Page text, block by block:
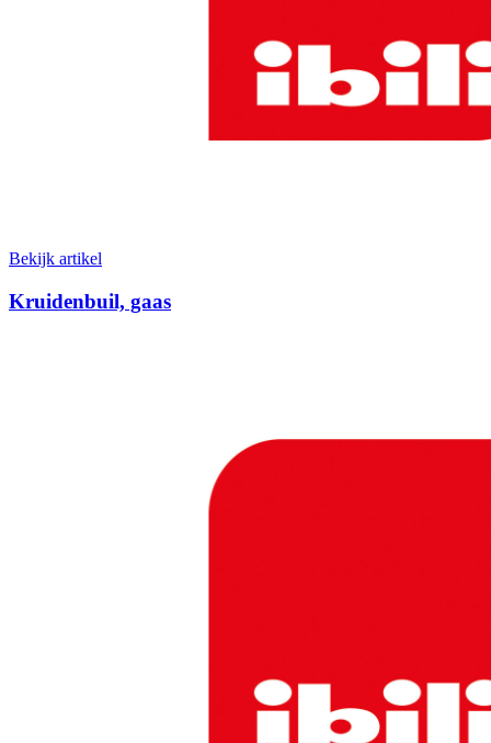
Bekijk artikel
Kruidenbuil, gaas